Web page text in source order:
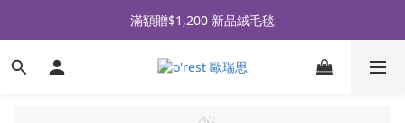
全品牌滿 $990免運｜會員買即贈〈 購物金 〉
滿額贈$1,200 新品絨毛毯
全品牌滿 $990免運｜會員買即贈〈 購物金 〉